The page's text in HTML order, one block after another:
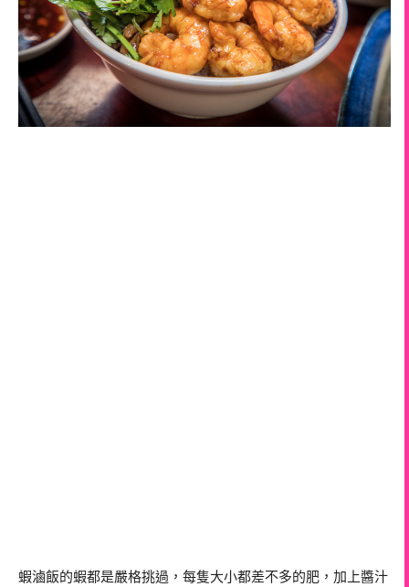
蝦滷飯的蝦都是嚴格挑過，每隻大小都差不多的肥，加上醬汁